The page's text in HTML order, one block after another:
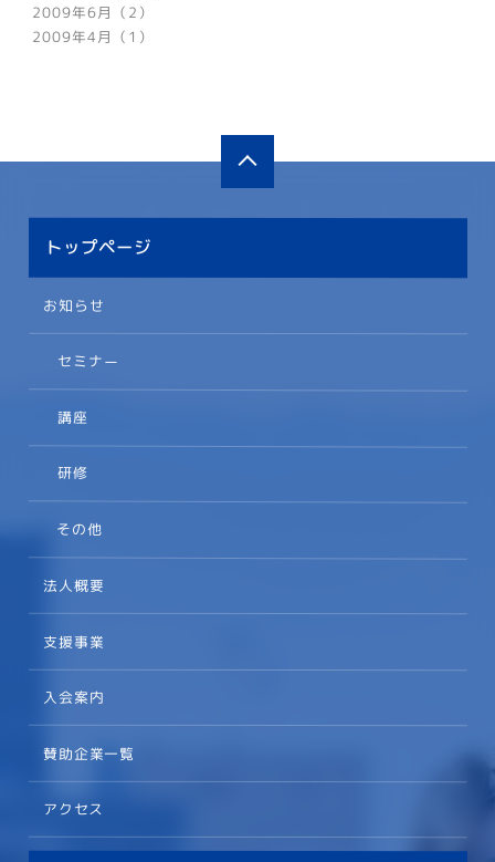
2009年6月（2）
2009年4月（1）
トップページ
お知らせ
セミナー
講座
研修
その他
法人概要
支援事業
入会案内
賛助企業一覧
アクセス